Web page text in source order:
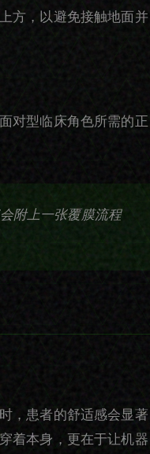
方，以避免接触地面并
对型临床角色所需的正
附上一张覆膜流程
，患者的舒适感会显著
着本身，更在于让机器